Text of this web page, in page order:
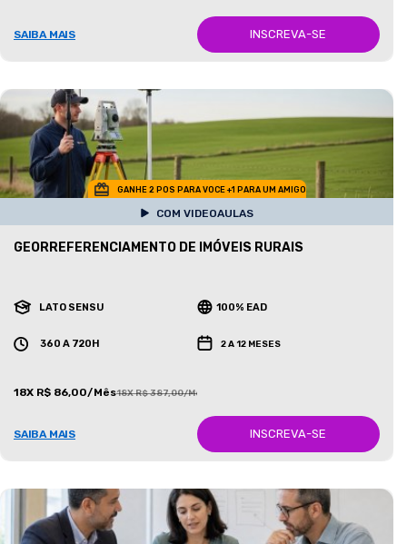
SAIBA MAIS INSCREVA-SE
GANHE 2 POS PARA VOCE +1 PARA UM AMIGO
COM VIDEOAULAS
GEORREFERENCIAMENTO DE IMÓVEIS RURAIS
LATO SENSU 100% EAD
360 A 720H 2 A 12 MESES
18X R$ 86,00/Mês18X R$ 387,00/Mês
SAIBA MAIS INSCREVA-SE